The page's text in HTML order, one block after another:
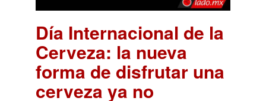
Día Internacional de la
Cerveza: la nueva
forma de disfrutar una
cerveza ya no